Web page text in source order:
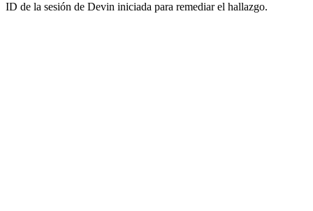
ID de la sesión de Devin iniciada para remediar el hallazgo.